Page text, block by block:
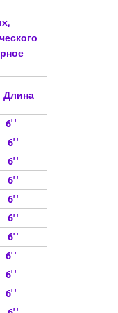
Длина
6' '
6' '
6' '
6' '
6' '
6' '
6' '
6' '
6' '
6' '